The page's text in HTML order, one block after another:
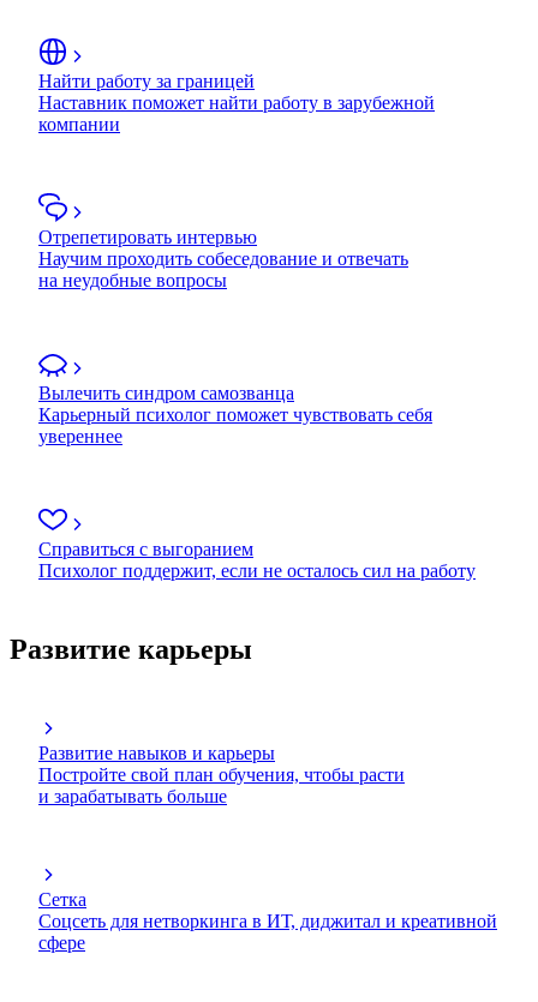
Найти работу за границей
Наставник поможет найти работу в зарубежной
компании
Отрепетировать интервью
Научим проходить собеседование и отвечать
на неудобные вопросы
Вылечить синдром самозванца
Карьерный психолог поможет чувствовать себя
увереннее
Справиться с выгоранием
Психолог поддержит, если не осталось сил на работу
Развитие карьеры
Развитие навыков и карьеры
Постройте свой план обучения, чтобы расти
и зарабатывать больше
Сетка
Соцсеть для нетворкинга в ИТ, диджитал и креативной
сфере